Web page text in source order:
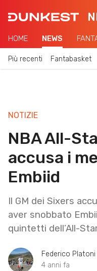
HOME NEWS
Più recenti Fantabasket
NOTIZIE
NBA All-
accusa i
Embiid
Il GM dei Sixers
aver snobbato
quintetti dell’All-
Federico Platoni
4 anni fa